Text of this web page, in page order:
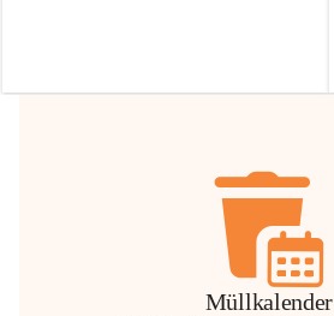
Hilfsbereitschaft!
Müllkalender